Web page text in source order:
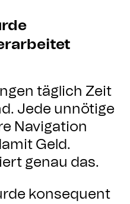
täglich Zeit
Jede unnötige
Navigation
Geld.
genau das.
konsequent